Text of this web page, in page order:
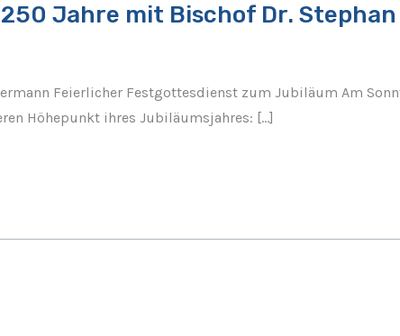
Jahre mit Bischof Dr.
Feierlicher Festgottesdienst zum Jubiläum Am
Höhepunkt ihres Jubiläumsjahres: […]